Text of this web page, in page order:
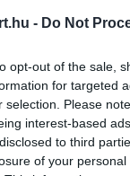
- Do Not
opt-out of the sale,
for targeted
selection. Please
interest-based
to third
of your
nagyon
Marc